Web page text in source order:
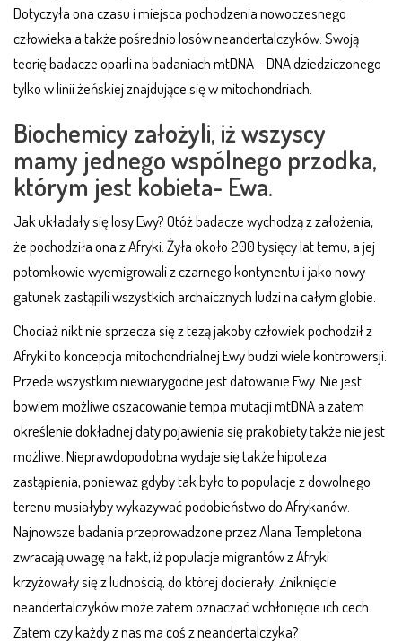
Dotyczyła ona czasu i miejsca pochodzenia nowoczesnego
człowieka a także pośrednio losów neandertalczyków. Swoją
teorię badacze oparli na badaniach mtDNA – DNA dziedziczonego
tylko w linii żeńskiej znajdujące się w mitochondriach.
Biochemicy założyli, iż wszyscy
mamy jednego wspólnego przodka,
którym jest kobieta- Ewa.
Jak układały się losy Ewy? Otóż badacze wychodzą z założenia,
że pochodziła ona z Afryki. Żyła około 200 tysięcy lat temu, a jej
potomkowie wyemigrowali z czarnego kontynentu i jako nowy
gatunek zastąpili wszystkich archaicznych ludzi na całym globie.
Chociaż nikt nie sprzecza się z tezą jakoby człowiek pochodził z
Afryki to koncepcja mitochondrialnej Ewy budzi wiele kontrowersji.
Przede wszystkim niewiarygodne jest datowanie Ewy. Nie jest
bowiem możliwe oszacowanie tempa mutacji mtDNA a zatem
określenie dokładnej daty pojawienia się prakobiety także nie jest
możliwe. Nieprawdopodobna wydaje się także hipoteza
zastąpienia, ponieważ gdyby tak było to populacje z dowolnego
terenu musiałyby wykazywać podobieństwo do Afrykanów.
Najnowsze badania przeprowadzone przez Alana Templetona
zwracają uwagę na fakt, iż populacje migrantów z Afryki
krzyżowały się z ludnością, do której docierały. Zniknięcie
neandertalczyków może zatem oznaczać wchłonięcie ich cech.
Zatem czy każdy z nas ma coś z neandertalczyka?